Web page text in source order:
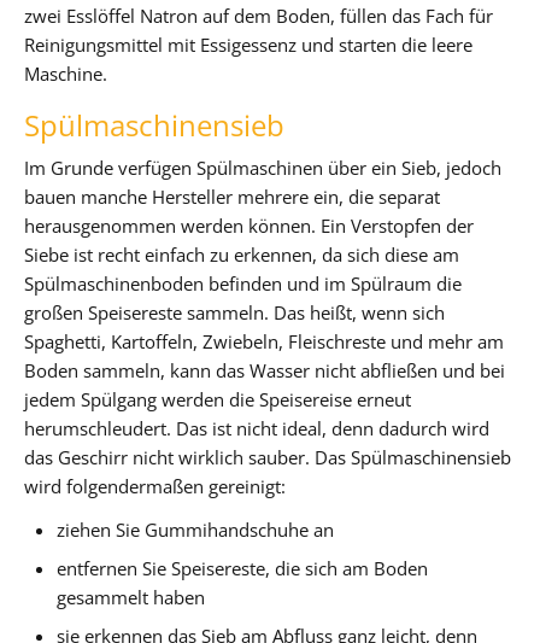
zwei Esslöffel Natron auf dem Boden, füllen das Fach für
Reinigungsmittel mit Essigessenz und starten die leere
Maschine.
Spülmaschinensieb
Im Grunde verfügen Spülmaschinen über ein Sieb, jedoch
bauen manche Hersteller mehrere ein, die separat
herausgenommen werden können. Ein Verstopfen der
Siebe ist recht einfach zu erkennen, da sich diese am
Spülmaschinenboden befinden und im Spülraum die
großen Speisereste sammeln. Das heißt, wenn sich
Spaghetti, Kartoffeln, Zwiebeln, Fleischreste und mehr am
Boden sammeln, kann das Wasser nicht abfließen und bei
jedem Spülgang werden die Speisereise erneut
herumschleudert. Das ist nicht ideal, denn dadurch wird
das Geschirr nicht wirklich sauber. Das Spülmaschinensieb
wird folgendermaßen gereinigt:
ziehen Sie Gummihandschuhe an
entfernen Sie Speisereste, die sich am Boden
gesammelt haben
sie erkennen das Sieb am Abfluss ganz leicht, denn